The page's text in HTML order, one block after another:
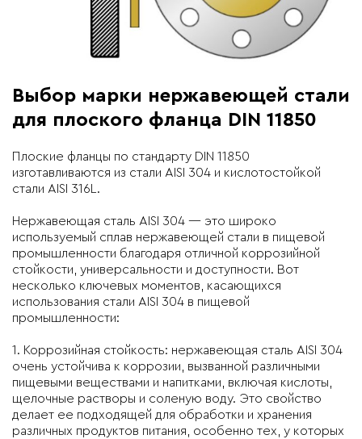
Выбор марки нержавеющей стали
для плоского фланца DIN 11850
Плоские фланцы по стандарту DIN 11850
изготавливаются из стали AISI 304 и кислотостойкой
стали AISI 316L.
Нержавеющая сталь AISI 304 — это широко
используемый сплав нержавеющей стали в пищевой
промышленности благодаря отличной коррозийной
стойкости, универсальности и доступности. Вот
несколько ключевых моментов, касающихся
использования стали AISI 304 в пищевой
промышленности:
1. Коррозийная стойкость: нержавеющая сталь AISI 304
очень устойчива к коррозии, вызванной различными
пищевыми веществами и напитками, включая кислоты,
щелочные растворы и соленую воду. Это свойство
делает ее подходящей для обработки и хранения
различных продуктов питания, особенно тех, у которых